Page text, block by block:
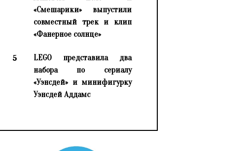
«Смешарики» выпустили
совместный трек и клип
«Фанерное солнце»
5
LEGO представила два
набора по сериалу
«Уэнсдей» и минифигурку
Уэнсдей Аддамс